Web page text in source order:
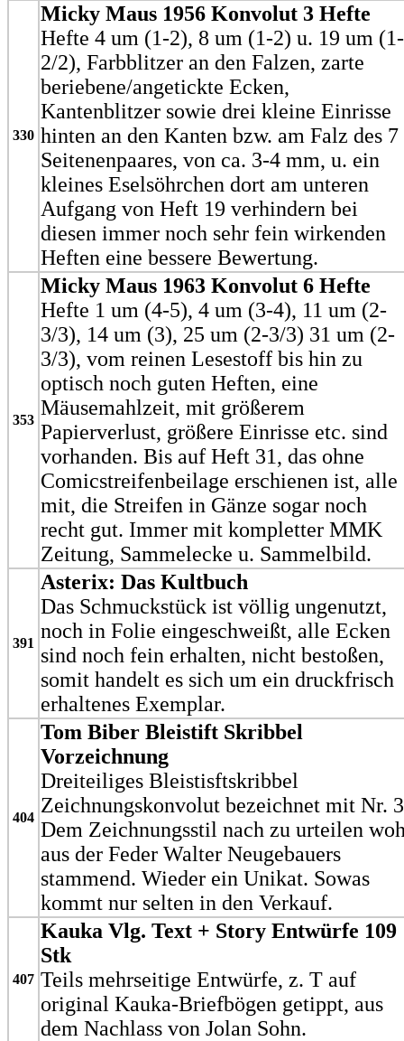
330
Micky Maus 1956 Konvolut 3 Hefte
Hefte 4 um (1-2), 8 um (1-2) u. 19 um (1-
2/2), Farbblitzer an den Falzen, zarte
beriebene/angetickte Ecken,
Kantenblitzer sowie drei kleine Einrisse
hinten an den Kanten bzw. am Falz des 7
Seitenenpaares, von ca. 3-4 mm, u. ein
kleines Eselsöhrchen dort am unteren
Aufgang von Heft 19 verhindern bei
diesen immer noch sehr fein wirkenden
Heften eine bessere Bewertung.
353
Micky Maus 1963 Konvolut 6 Hefte
Hefte 1 um (4-5), 4 um (3-4), 11 um (2-
3/3), 14 um (3), 25 um (2-3/3) 31 um (2-
3/3), vom reinen Lesestoff bis hin zu
optisch noch guten Heften, eine
Mäusemahlzeit, mit größerem
Papierverlust, größere Einrisse etc. sind
vorhanden. Bis auf Heft 31, das ohne
Comicstreifenbeilage erschienen ist, alle
mit, die Streifen in Gänze sogar noch
recht gut. Immer mit kompletter MMK
Zeitung, Sammelecke u. Sammelbild.
391
Asterix: Das Kultbuch
Das Schmuckstück ist völlig ungenutzt,
noch in Folie eingeschweißt, alle Ecken
sind noch fein erhalten, nicht bestoßen,
somit handelt es sich um ein druckfrisch
erhaltenes Exemplar.
404
Tom Biber Bleistift Skribbel
Vorzeichnung
Dreiteiliges Bleistisftskribbel
Zeichnungskonvolut bezeichnet mit Nr.
Dem Zeichnungsstil nach zu urteilen
aus der Feder Walter Neugebauers
stammend. Wieder ein Unikat. Sowas
kommt nur selten in den Verkauf.
407
Kauka Vlg. Text + Story Entwürfe 109
Stk
Teils mehrseitige Entwürfe, z. T auf
original Kauka-Briefbögen getippt, aus
dem Nachlass von Jolan Sohn.